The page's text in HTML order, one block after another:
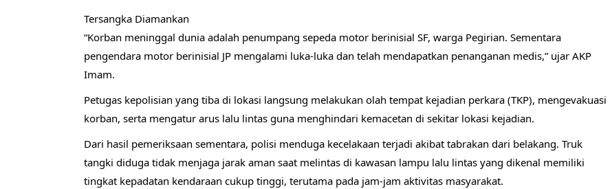
Tersangka Diamankan
“Korban meninggal dunia adalah penumpang sepeda motor berinisial SF, warga Pegirian. Sementara
pengendara motor berinisial JP mengalami luka-luka dan telah mendapatkan penanganan medis,” ujar AKP
Imam.
Petugas kepolisian yang tiba di lokasi langsung melakukan olah tempat kejadian perkara (TKP), mengevakuasi
korban, serta mengatur arus lalu lintas guna menghindari kemacetan di sekitar lokasi kejadian.
Dari hasil pemeriksaan sementara, polisi menduga kecelakaan terjadi akibat tabrakan dari belakang. Truk
tangki diduga tidak menjaga jarak aman saat melintas di kawasan lampu lalu lintas yang dikenal memiliki
tingkat kepadatan kendaraan cukup tinggi, terutama pada jam-jam aktivitas masyarakat.